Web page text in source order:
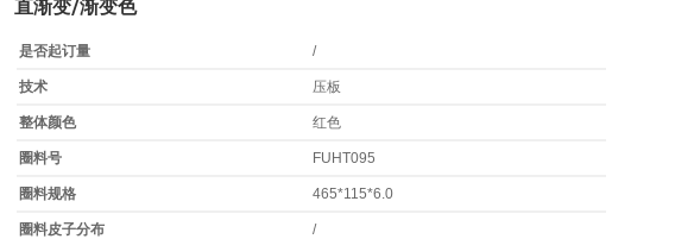
直渐变/渐变色
是否起订量 /
技术 压板
整体颜色 红色
圈料号 FUHT095
圈料规格 465*115*6.0
圈料皮子分布 /